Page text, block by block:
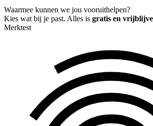
Waarmee kunnen we jou vooruithelpen?
Kies wat bij je past. Alles is gratis en
Merktest